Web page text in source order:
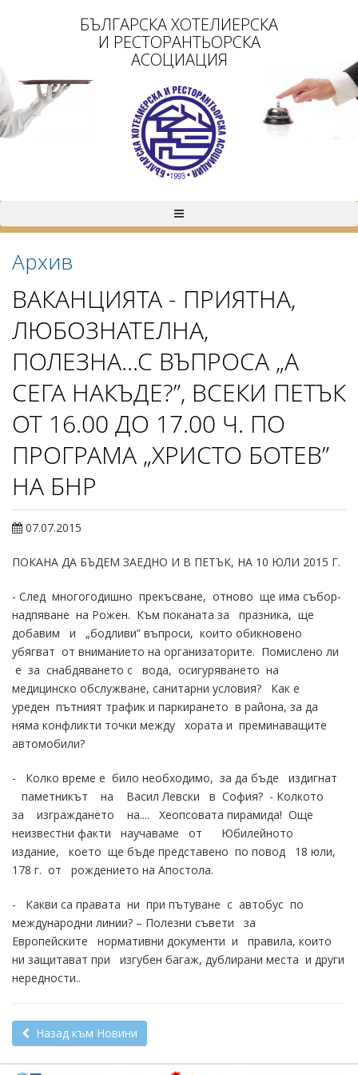
БЪЛГАРСКА ХОТЕЛИЕРСКА
И РЕСТОРАНТЬОРСКА
АСОЦИАЦИЯ
Архив
ВАКАНЦИЯТА - ПРИЯТНА,
ЛЮБОЗНАТЕЛНА,
ПОЛЕЗНА...С ВЪПРОСА „А
СЕГА НАКЪДЕ?”, ВСЕКИ ПЕТЪК
ОТ 16.00 ДО 17.00 Ч. ПО
ПРОГРАМА „ХРИСТО БОТЕВ”
НА БНР
07.07.2015
ПОКАНА ДА БЪДЕМ ЗАЕДНО И В ПЕТЪК, НА 10 ЮЛИ 2015 Г.
- След многогодишно прекъсване, отново ще има събор-
надпяване на Рожен. Към поканата за празника, ще
добавим и „бодливи” въпроси, които обикновено
убягват от вниманието на организаторите. Помислено ли
е за снабдяването с вода, осигуряването на
медицинско обслужване, санитарни условия? Как е
уреден пътният трафик и паркирането в района, за да
няма конфликти точки между хората и преминаващите
автомобили?
- Колко време е било необходимо, за да бъде издигнат
паметникът на Васил Левски в София? - Колкото
за изграждането на.... Хеопсовата пирамида! Още
неизвестни факти научаваме от Юбилейното
издание, което ще бъде представено по повод 18 юли,
178 г. от рождението на Апостола.
- Какви са правата ни при пътуване с автобус по
международни линии? – Полезни съвети за
Европейските нормативни документи и правила, които
ни защитават при изгубен багаж, дублирани места и други
нередности..
Назад към Новини